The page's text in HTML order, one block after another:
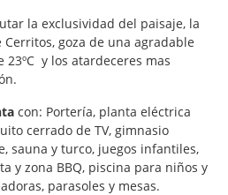
la exclusividad del paisaje, la
goza de una agradable
y los atardeceres mas
con: Portería, planta eléctrica
cerrado de TV, gimnasio
sauna y turco, juegos infantiles,
y zona BBQ, piscina para niños y
parasoles y mesas.